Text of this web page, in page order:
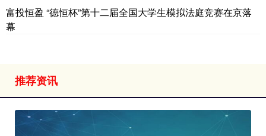
富投恒盈 “德恒杯”第十二届全国大学生模拟法庭竞赛在京落
幕
推荐资讯